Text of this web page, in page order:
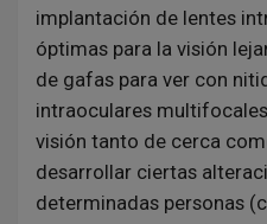
implantación de lentes
óptimas para la visión
de gafas para ver con
intraoculares
visión tanto de cerca
desarrollar ciertas
determinadas personas